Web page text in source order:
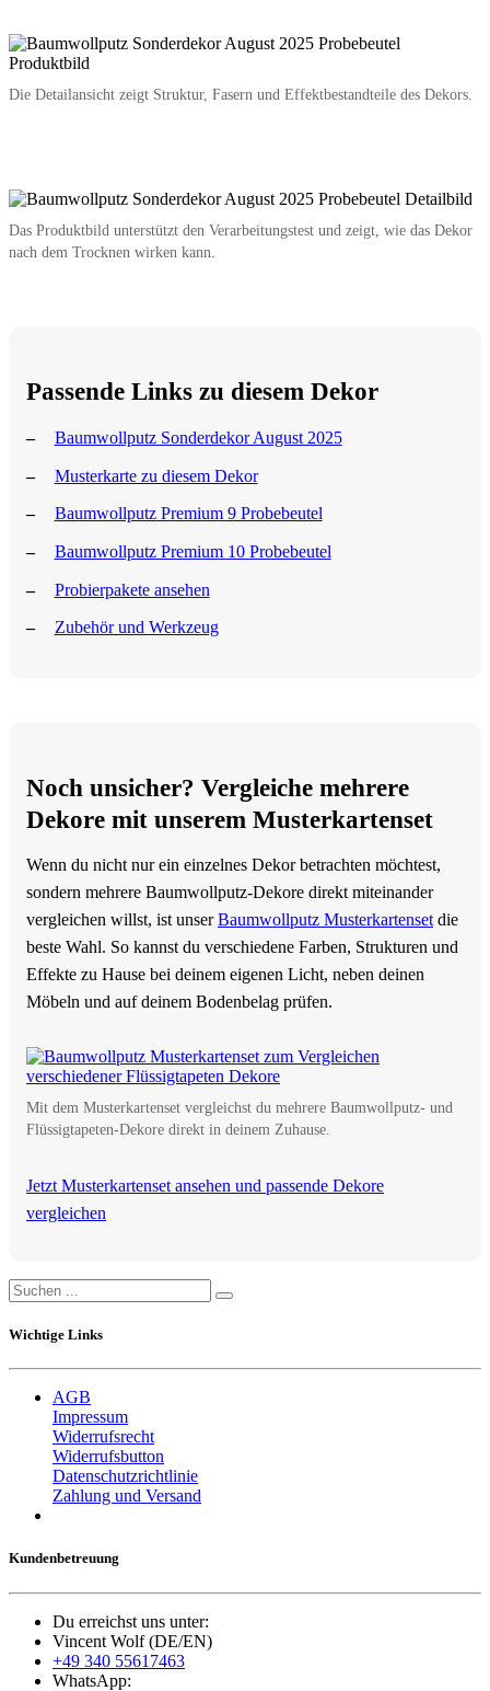
Die Detailansicht zeigt Struktur, Fasern und Effektbestandteile des Dekors.
Das Produktbild unterstützt den Verarbeitungstest und zeigt, wie das Dekor
nach dem Trocknen wirken kann.
Passende Links zu diesem Dekor
Baumwollputz Sonderdekor August 2025
Musterkarte zu diesem Dekor
Baumwollputz Premium 9 Probebeutel
Baumwollputz Premium 10 Probebeutel
Probierpakete ansehen
Zubehör und Werkzeug
Noch unsicher? Vergleiche mehrere
Dekore mit unserem Musterkartenset
Wenn du nicht nur ein einzelnes Dekor betrachten möchtest,
sondern mehrere Baumwollputz-Dekore direkt miteinander
vergleichen willst, ist unserBaumwollputz Musterkartensetdie
beste Wahl. So kannst du verschiedene Farben, Strukturen und
Effekte zu Hause bei deinem eigenen Licht, neben deinen
Möbeln und auf deinem Bodenbelag prüfen.
Mit dem Musterkartenset vergleichst du mehrere Baumwollputz- und
Flüssigtapeten-Dekore direkt in deinem Zuhause.
Jetzt Musterkartenset ansehen und passende Dekore
vergleichen
Wichtige Links
AGB
Impressum
Widerrufsrecht
Widerrufsbutton
Datenschutzrichtlinie
Zahlung und Versand
Kundenbetreuung
Du erreichst uns unter:
Vincent Wolf (DE/EN)
+49 340 55617463
WhatsApp: